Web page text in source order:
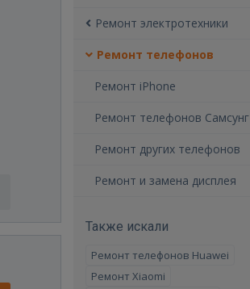
Ремонт электротехники
Ремонт телефонов
Ремонт iPhone
Ремонт телефонов Самсунг
Ремонт других телефонов
Ремонт и замена дисплея
Также искали
Ремонт телефонов Huawei
Ремонт Xiaomi